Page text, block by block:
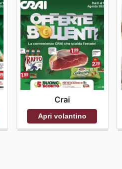
Crai
Apri volantino